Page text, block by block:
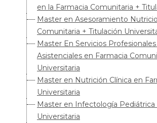
en la Farmacia Comunitaria +
Master en Asesoramiento
Comunitaria + Titulación
Master En Servicios
Asistenciales en Farmacia
Universitaria
Master en Nutrición Clínica en
Universitaria
Master en Infectología Pediátrica
Universitaria